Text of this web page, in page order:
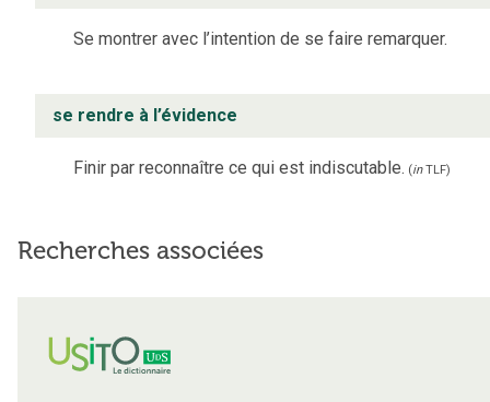
Se montrer avec l’intention de se faire remarquer.
se rendre à l’évidence
Finir par reconnaître ce qui est indiscutable. (inTLF)
Recherches associées